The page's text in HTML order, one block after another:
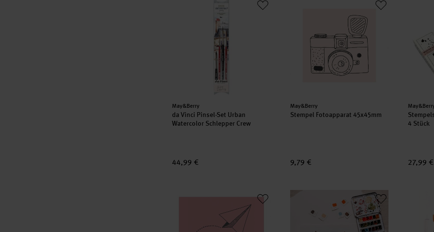
Hersteller:
May&Berry
da Vinci Pinsel-Set Urban
Watercolor Schlepper Crew
44,99 €
Hersteller:
May&Berry
Stempel Fotoapparat 45x45mm
9,79 €
4 Stück
27,99 €
Anleitung Urban Watercoloring mit May &